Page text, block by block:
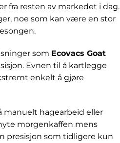
fra resten av markedet i dag.
noe som kan være en stor
som Ecovacs Goat
Evnen til å kartlegge
enkelt å gjøre
manuelt hagearbeid eller
morgenkaffen mens
presisjon som tidligere kun